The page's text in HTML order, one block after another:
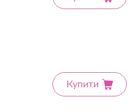
Купити